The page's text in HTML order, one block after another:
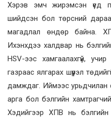
Хэрэв эмч жирэмсэн үед
шийдсэн бол төрсний
магадлал өндөр байна.
Ихэнхдээ халдвар нь
HSV-ээс хамгаалахгүй,
газраас ялгарах шүүрэл
дамждаг. Иймээс урьдчилан
арга бол бэлгийн
Хэдийгээр ХПВ нь